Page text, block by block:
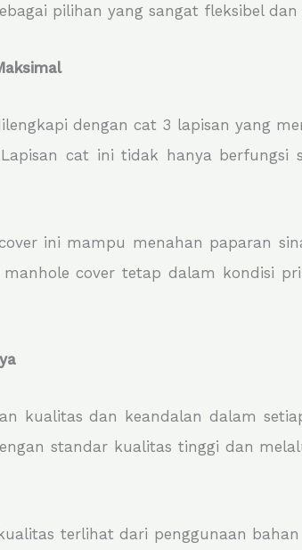
pilihan yang sangat fleksibel
dengan cat 3 lapisan yang
cat ini tidak hanya
ini mampu menahan paparan
cover tetap dalam kondisi
kualitas dan keandalan dalam
standar kualitas tinggi dan
terlihat dari penggunaan